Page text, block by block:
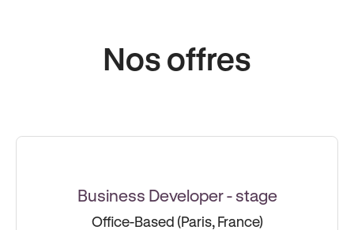
Nos offres
Business Developer - stage
Office-Based (Paris, France)